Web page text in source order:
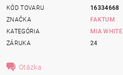
KÓD TOVARU
16334668
ZNAČKA
FAKTUM
KATEGÓRIA
MIA WHITE
ZÁRUKA
24
Otázka